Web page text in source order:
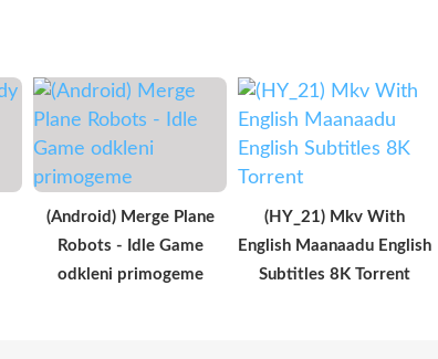
(Android) Merge Plane
Robots - Idle Game
odkleni primogeme
(HY_21) Mkv With
English Maanaadu English
Subtitles 8K Torrent